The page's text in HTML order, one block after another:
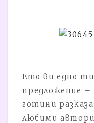
Ето ви едно
предложение –
готини
любими